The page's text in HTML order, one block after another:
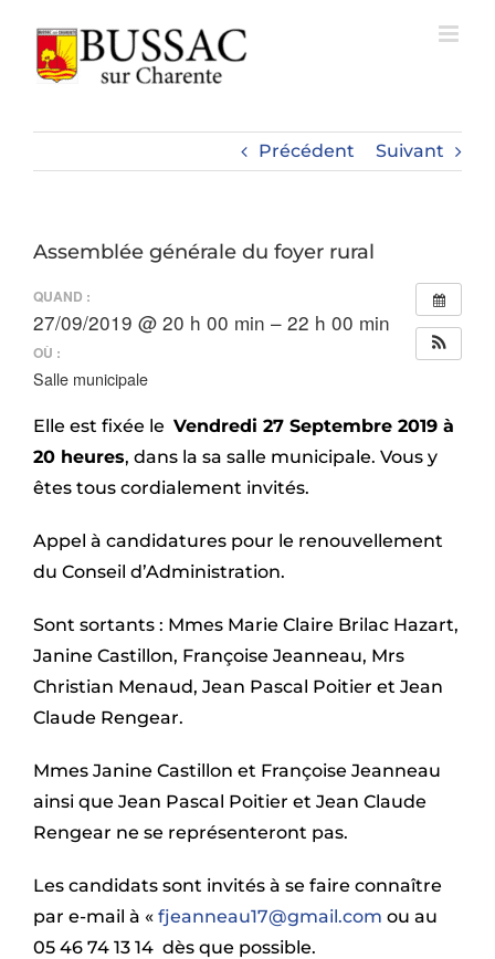
contenu
Précédent Suivant
Assemblée générale du foyer rural
QUAND :
27/09/2019 @ 20 h 00 min – 22 h 00 min
OÙ :
Salle municipale
Elle est fixée le Vendredi 27 Septembre 2019 à
20 heures, dans la sa salle municipale. Vous y
êtes tous cordialement invités.
Appel à candidatures pour le renouvellement
du Conseil d’Administration.
Sont sortants : Mmes Marie Claire Brilac Hazart,
Janine Castillon, Françoise Jeanneau, Mrs
Christian Menaud, Jean Pascal Poitier et Jean
Claude Rengear.
Mmes Janine Castillon et Françoise Jeanneau
ainsi que Jean Pascal Poitier et Jean Claude
Rengear ne se représenteront pas.
Les candidats sont invités à se faire connaître
par e-mail à « fjeanneau17@gmail.com ou au
05 46 74 13 14 dès que possible.